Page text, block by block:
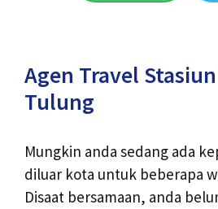
Agen Travel
Tulung
Mungkin anda sedang ada
diluar kota untuk beberapa
Disaat bersamaan, anda